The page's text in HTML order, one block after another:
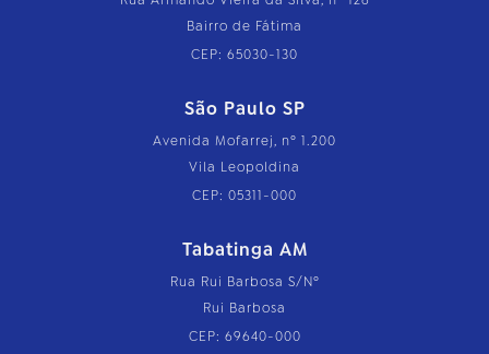
Bairro de Fátima
CEP: 65030-130
São Paulo SP
Avenida Mofarrej, nº 1.200
Vila Leopoldina
CEP: 05311-000
Tabatinga AM
Rua Rui Barbosa S/Nº
Rui Barbosa
CEP: 69640-000